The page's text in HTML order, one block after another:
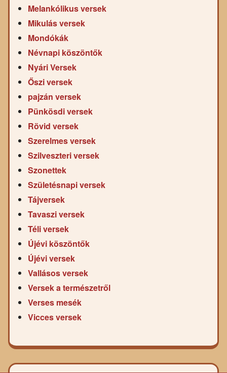
Melankólikus versek
Mikulás versek
Mondókák
Névnapi köszöntők
Nyári Versek
Őszi versek
pajzán versek
Pünkösdi versek
Rövid versek
Szerelmes versek
Szilveszteri versek
Szonettek
Születésnapi versek
Tájversek
Tavaszi versek
Téli versek
Újévi köszöntők
Újévi versek
Vallásos versek
Versek a természetről
Verses mesék
Vicces versek